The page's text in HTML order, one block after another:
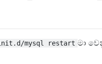
mysql restart මා